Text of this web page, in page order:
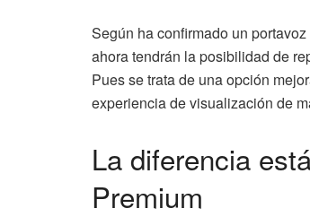
Según ha confirmado un
ahora tendrán la posibilidad de
Pues se trata de una opción
experiencia de visualización de
La diferencia
Premium